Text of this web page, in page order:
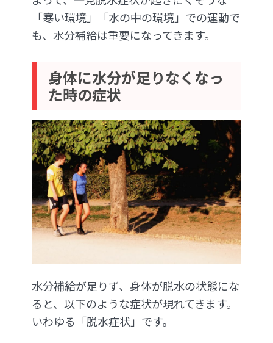
「寒い環境」「水の中の環境」での運動で
も、水分補給は重要になってきます。
身体に水分が足りなくなっ
た時の症状
水分補給が足りず、身体が脱水の状態にな
ると、以下のような症状が現れてきます。
いわゆる「脱水症状」です。